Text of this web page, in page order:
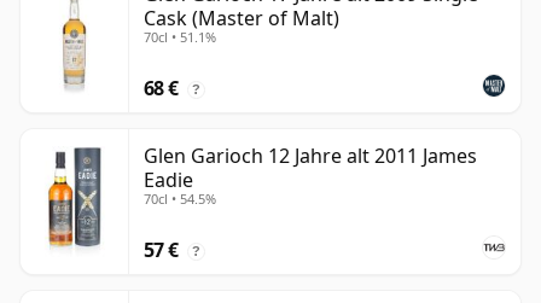
Cask (Master of Malt)
70cl • 51.1%
68 € ?
Glen Garioch 12 Jahre alt 2011 James
Eadie
70cl • 54.5%
57 € ?